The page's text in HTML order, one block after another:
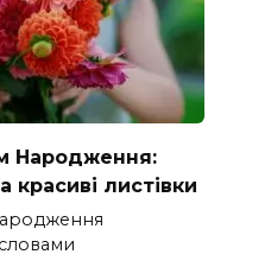
Народження:
листівки